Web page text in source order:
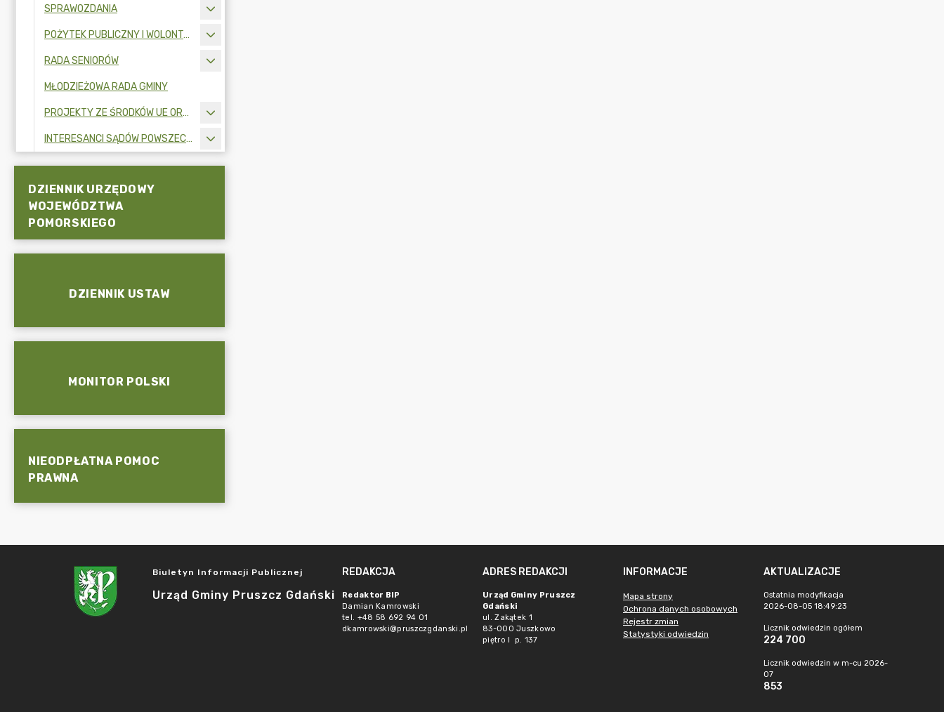
SPRAWOZDANIA
POŻYTEK PUBLICZNY I WOLONTARIAT
RADA SENIORÓW
MŁODZIEŻOWA RADA GMINY
PROJEKTY ZE ŚRODKÓW UE ORAZ FUNDUSZY ZEWNĘTRZNYCH
INTERESANCI SĄDÓW POWSZECHNYCH
DZIENNIK URZĘDOWY
WOJEWÓDZTWA
POMORSKIEGO
DZIENNIK USTAW
MONITOR POLSKI
NIEODPŁATNA POMOC
PRAWNA
Biuletyn Informacji Publicznej
Urząd Gminy Pruszcz Gdański
REDAKCJA
Redaktor BIP
Damian Kamrowski
tel. +48 58 692 94 01
dkamrowski@pruszczgdanski.pl
ADRES REDAKCJI
Urząd Gminy Pruszcz
Gdański
ul. Zakątek 1
83-000 Juszkowo
piętro I p. 137
INFORMACJE
Mapa strony
Ochrona danych osobowych
Rejestr zmian
Statystyki odwiedzin
AKTUALIZACJE
Ostatnia modyfikacja
2026-08-05 18:49:23
Licznik odwiedzin ogółem
224 700
Licznik odwiedzin w m-cu 2026-
07
853